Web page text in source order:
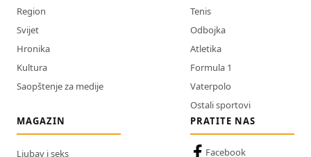
Region
Svijet
Hronika
Kultura
Saopštenje za medije
Tenis
Odbojka
Atletika
Formula 1
Vaterpolo
Ostali sportovi
MAGAZIN
Ljubav i seks
PRATITE NAS
Facebook